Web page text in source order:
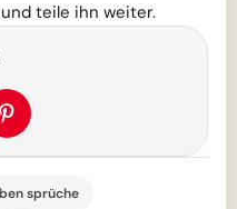
teile ihn weiter.
sprüche